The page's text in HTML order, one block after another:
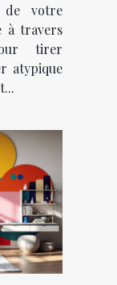
de votre
à travers
tirer
atypique